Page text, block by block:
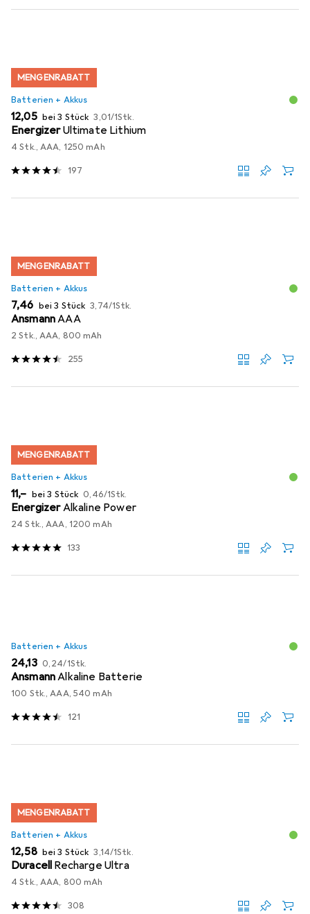
MENGENRABATT
Batterien + Akkus
EUR
12,05 bei 3 Stück EUR
3,01/1Stk.
EnergizerUltimate Lithium
4 Stk., AAA, 1250 mAh
197
MENGENRABATT
Batterien + Akkus
EUR
7,46 bei 3 Stück EUR
3,74/1Stk.
AnsmannAAA
2 Stk., AAA, 800 mAh
255
MENGENRABATT
Batterien + Akkus
EUR
11,– bei 3 Stück EUR
0,46/1Stk.
EnergizerAlkaline Power
24 Stk., AAA, 1200 mAh
133
Batterien + Akkus
EUR
24,13 EUR
0,24/1Stk.
AnsmannAlkaline Batterie
100 Stk., AAA, 540 mAh
121
MENGENRABATT
Batterien + Akkus
EUR
12,58 bei 3 Stück EUR
3,14/1Stk.
Duracell Recharge Ultra
4 Stk., AAA, 800 mAh
308